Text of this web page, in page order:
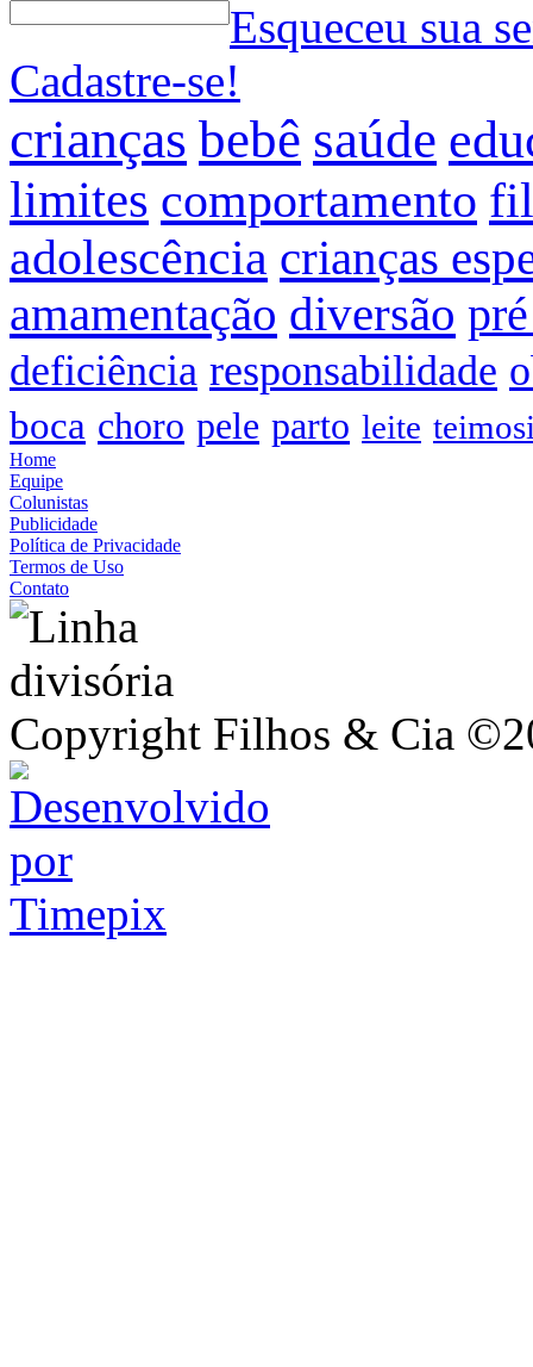
Esqueceu sua
Cadastre-se!
crianças bebê saúde
limites comportamento
adolescência crianças
amamentação diversão
deficiência responsabilidade
boca choro pele parto leite
Home
Equipe
Colunistas
Publicidade
Política de Privacidade
Termos de Uso
Contato
Copyright Filhos & Cia